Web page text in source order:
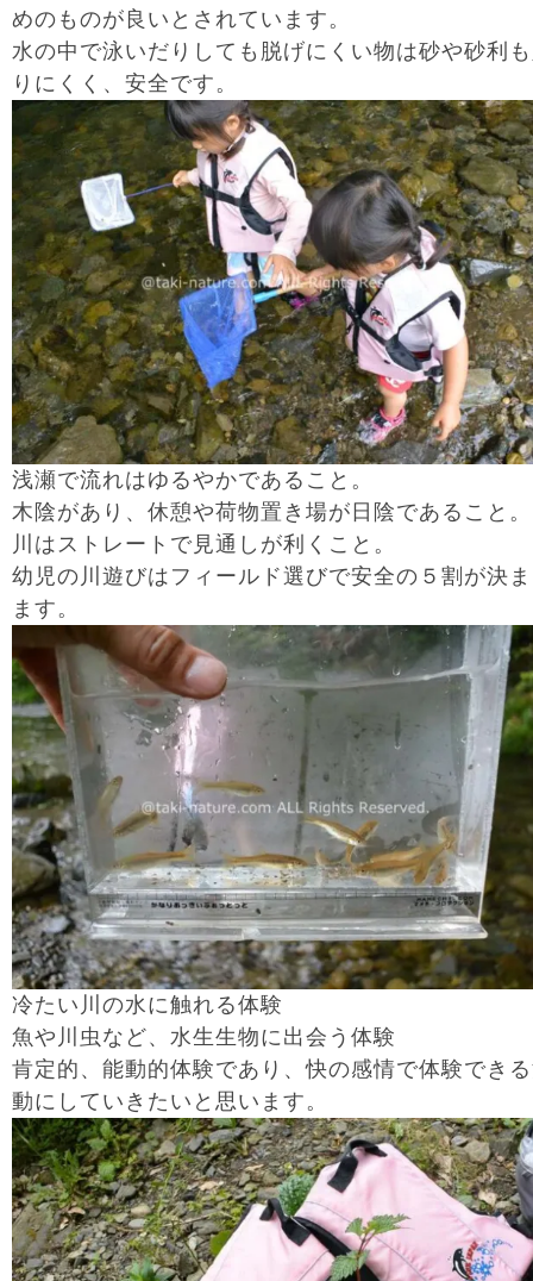
めのものが良いとされています。
水の中で泳いだりしても脱げにくい物は砂や砂利
りにくく、安全です。
浅瀬で流れはゆるやかであること。
木陰があり、休憩や荷物置き場が日陰であること。
川はストレートで見通しが利くこと。
幼児の川遊びはフィールド選びで安全の５割が決
ます。
冷たい川の水に触れる体験
魚や川虫など、水生生物に出会う体験
肯定的、能動的体験であり、快の感情で体験でき
動にしていきたいと思います。